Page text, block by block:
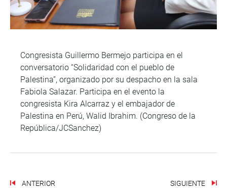
Congresista Guillermo Bermejo participa en el
conversatorio “Solidaridad con el pueblo de
Palestina”, organizado por su despacho en la sala
Fabiola Salazar. Participa en el evento la
congresista Kira Alcarraz y el embajador de
Palestina en Perú, Walid Ibrahim. (Congreso de la
República/JCSanchez)
ANTERIOR SIGUIENTE